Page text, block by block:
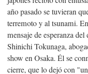
año pasado se tuvieran
terremoto y al tsunami.
mensaje de esperanza del
Shinichi Tokunaga,
show en Osaka. Él se
cierre, que lo dejó con